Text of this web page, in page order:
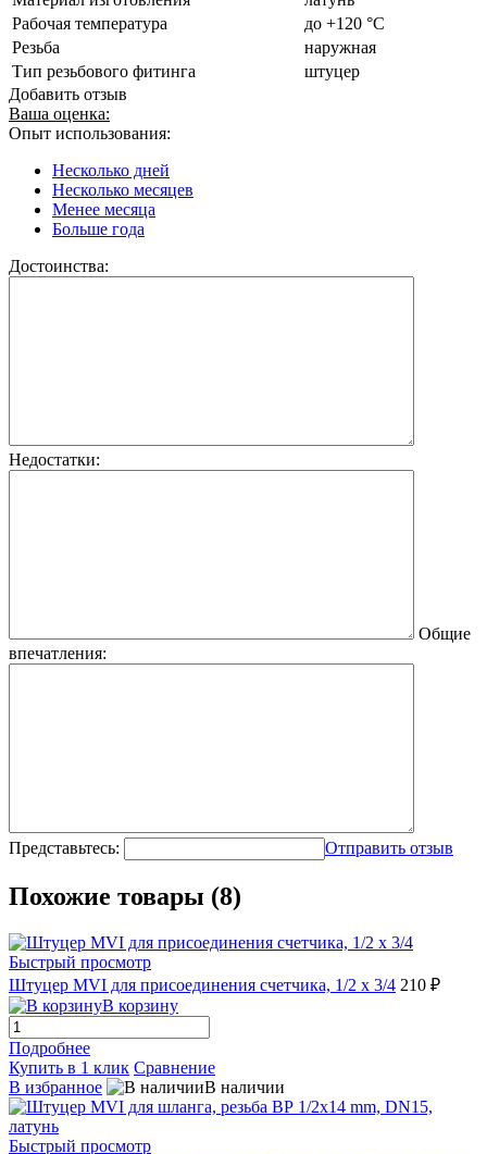
Рабочая температура
до +120 °C
Резьба
наружная
Тип резьбового фитинга
штуцер
Добавить отзыв
Ваша оценка:
Опыт использования:
Несколько дней
Несколько месяцев
Менее месяца
Больше года
Достоинства:
Недостатки:
Общие
впечатления:
Представьтесь: Отправить отзыв
Похожие товары (8)
Быстрый просмотр
Штуцер MVI для присоединения счетчика, 1/2 x 3/4 210 ₽
В корзину
Подробнее
Купить в 1 клик Сравнение
В избранное
В наличии
Быстрый просмотр